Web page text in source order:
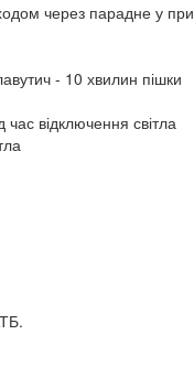
через парадне у
- 10 хвилин пішки
відключення світла